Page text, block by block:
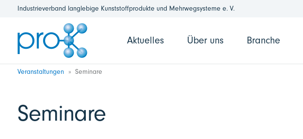
Industrieverband langlebige Kunststoffprodukte und Mehrwegsysteme e. V.
Aktuelles Über uns Branche
Veranstaltungen Seminare
Seminare